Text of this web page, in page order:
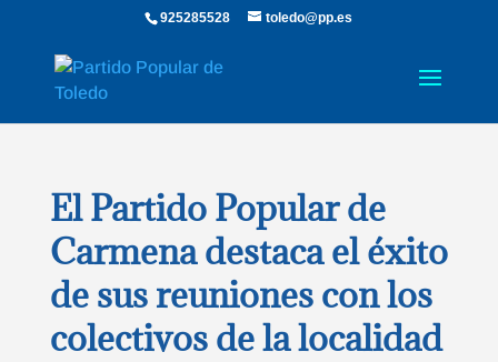
925285528 toledo@pp.es
El Partido Popular de
Carmena destaca el éxito
de sus reuniones con los
colectivos de la localidad